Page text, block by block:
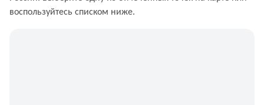
воспользуйтесь списком ниже.